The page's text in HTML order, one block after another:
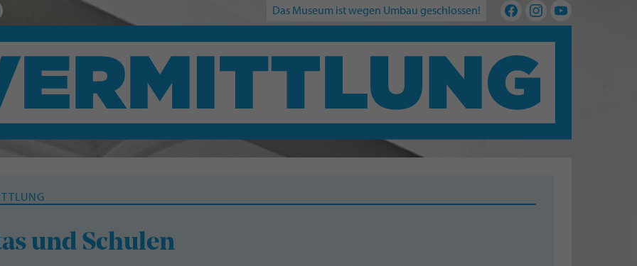
Das Museum ist wegen Umbau geschlossen!
und Schulen